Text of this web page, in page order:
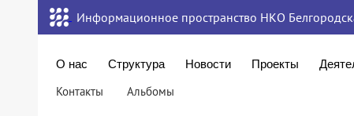
Информационное пространство НКО
О нас Структура Новости Проекты
Контакты Альбомы